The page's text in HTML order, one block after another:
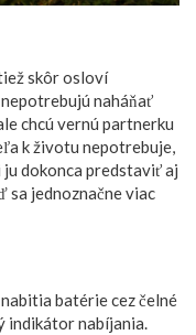
skôr osloví
naháňať
chcú vernú partnerku
k životu nepotrebuje,
ju dokonca predstaviť aj
sa jednoznačne viac
batérie cez čelné
indikátor nabíjania.